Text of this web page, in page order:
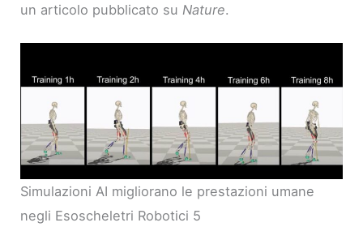
un articolo pubblicato su Nature.
Simulazioni AI migliorano le prestazioni umane
negli Esoscheletri Robotici 5